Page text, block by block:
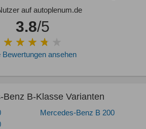
auf autoplenum.de
3.8/5
Bewertungen ansehen
B-Klasse Varianten
Mercedes-Benz B 200